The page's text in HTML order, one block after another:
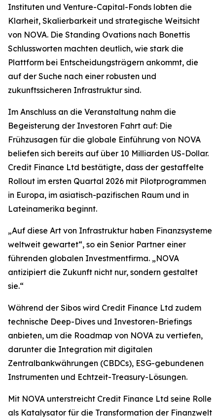
Instituten und Venture-Capital-Fonds lobten die
Klarheit, Skalierbarkeit und strategische Weitsicht
von NOVA. Die Standing Ovations nach Bonettis
Schlussworten machten deutlich, wie stark die
Plattform bei Entscheidungsträgern ankommt, die
auf der Suche nach einer robusten und
zukunftssicheren Infrastruktur sind.
Im Anschluss an die Veranstaltung nahm die
Begeisterung der Investoren Fahrt auf: Die
Frühzusagen für die globale Einführung von NOVA
beliefen sich bereits auf über 10 Milliarden US-Dollar.
Credit Finance Ltd bestätigte, dass der gestaffelte
Rollout im ersten Quartal 2026 mit Pilotprogrammen
in Europa, im asiatisch-pazifischen Raum und in
Lateinamerika beginnt.
„Auf diese Art von Infrastruktur haben Finanzsysteme
weltweit gewartet“, so ein Senior Partner einer
führenden globalen Investmentfirma. „NOVA
antizipiert die Zukunft nicht nur, sondern gestaltet
sie.“
Während der Sibos wird Credit Finance Ltd zudem
technische Deep-Dives und Investoren-Briefings
anbieten, um die Roadmap von NOVA zu vertiefen,
darunter die Integration mit digitalen
Zentralbankwährungen (CBDCs), ESG-gebundenen
Instrumenten und Echtzeit-Treasury-Lösungen.
Mit NOVA unterstreicht Credit Finance Ltd seine Rolle
als Katalysator für die Transformation der Finanzwelt